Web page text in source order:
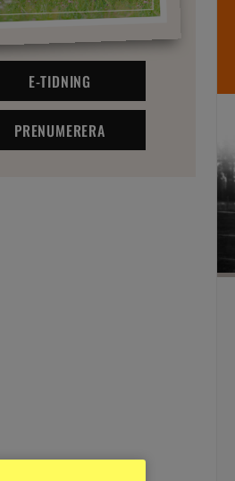
E-TIDNING
PRENUMERERA